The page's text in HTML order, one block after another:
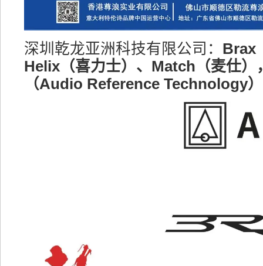
深圳乾龙亚洲科技有限公司： Brax
Helix（喜力士）、Match（麦仕）
（Audio Reference Technology）